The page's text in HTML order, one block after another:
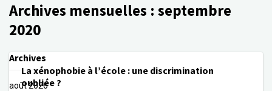
Archives mensuelles : septembre
2020
Archives
août 2026
La xénophobie à l’école : une discrimination
oubliée ?